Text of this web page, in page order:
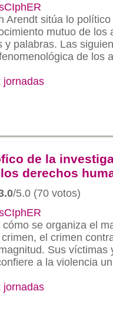
Arendt sitúa lo
mutuo de los
y palabras. Las
de los
jornadas
de la
derechos
/5.0 (70 votos)
cómo se organiza el
el crimen
Sus víctimas
a la violencia
jornadas